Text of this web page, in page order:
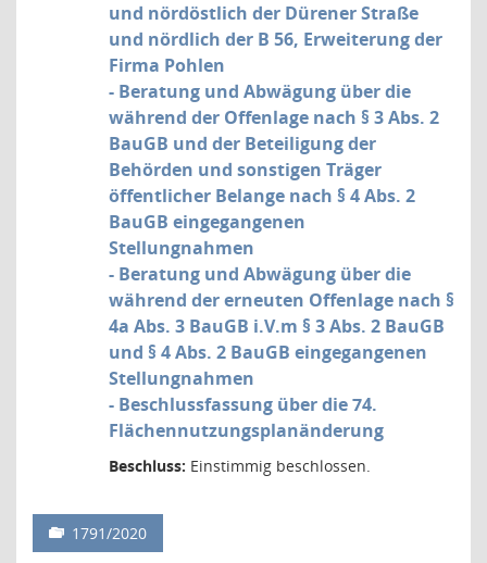
und nördöstlich der Dürener Straße
und nördlich der B 56, Erweiterung der
Firma Pohlen
- Beratung und Abwägung über die
während der Offenlage nach § 3 Abs. 2
BauGB und der Beteiligung der
Behörden und sonstigen Träger
öffentlicher Belange nach § 4 Abs. 2
BauGB eingegangenen
Stellungnahmen
- Beratung und Abwägung über die
während der erneuten Offenlage nach §
4a Abs. 3 BauGB i.V.m § 3 Abs. 2 BauGB
und § 4 Abs. 2 BauGB eingegangenen
Stellungnahmen
- Beschlussfassung über die 74.
Flächennutzungsplanänderung
Beschluss: Einstimmig beschlossen.
1791/2020